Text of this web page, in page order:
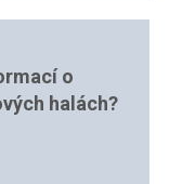
o
halách?